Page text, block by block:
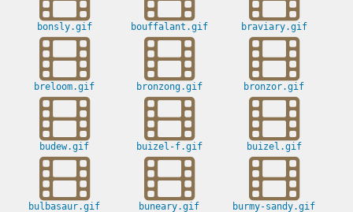
bonsly.gif bouffalant.gif braviary.gif
breloom.gif bronzong.gif bronzor.gif
budew.gif buizel-f.gif buizel.gif
bulbasaur.gif buneary.gif burmy-sandy.gif